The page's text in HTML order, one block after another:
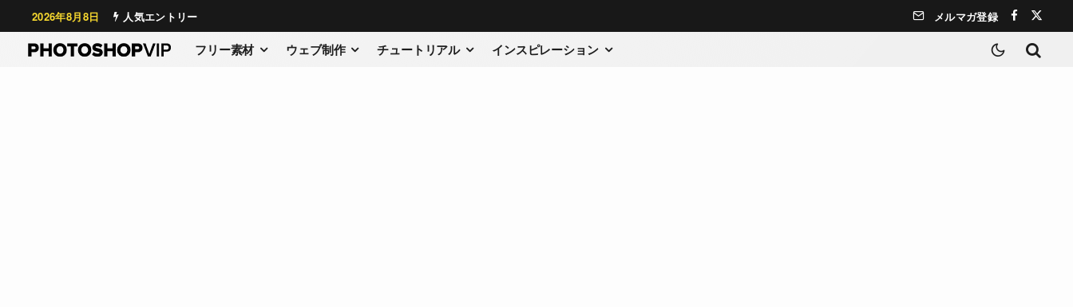
2026年8月8日 人気エントリー メルマガ登録
フリー素材 ウェブ制作 チュートリアル インスピレーション